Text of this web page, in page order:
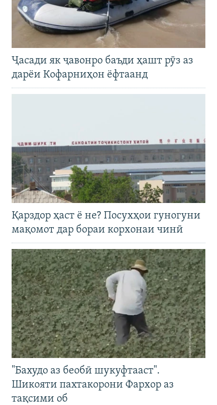
Ҷасади як ҷавонро баъди ҳашт рӯз аз
дарёи Кофарниҳон ёфтаанд
Қарздор ҳаст ё не? Посухҳои гуногуни
мақомот дар бораи корхонаи чинӣ
"Бахудо аз беобӣ шукуфтааст".
Шикояти пахтакорони Фархор аз
тақсими об